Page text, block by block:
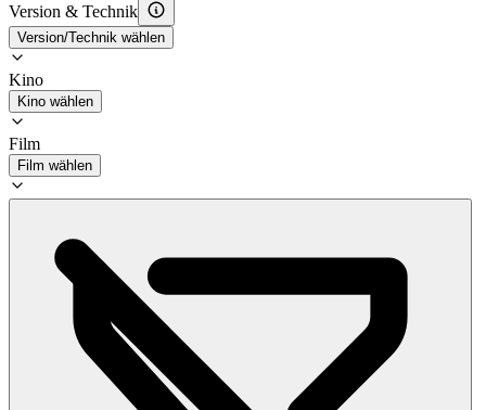
Version & Technik
Version/Technik wählen
Kino
Kino wählen
Film
Film wählen